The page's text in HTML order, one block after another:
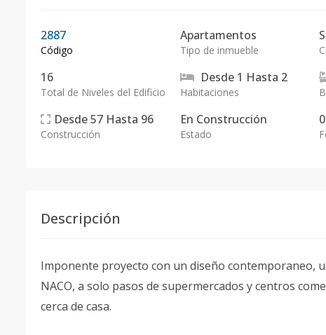
2887
Código
Apartamentos
Tipo de inmueble
16
Total de Niveles del Edificio
Desde 1 Hasta 2
Habitaciones
Desde57 Hasta 96
Construcción
En Construcción
Estado
Descripción
Imponente proyecto con un diseño contemporaneo,
NACO, a solo pasos de supermercados y centros
cerca de casa.